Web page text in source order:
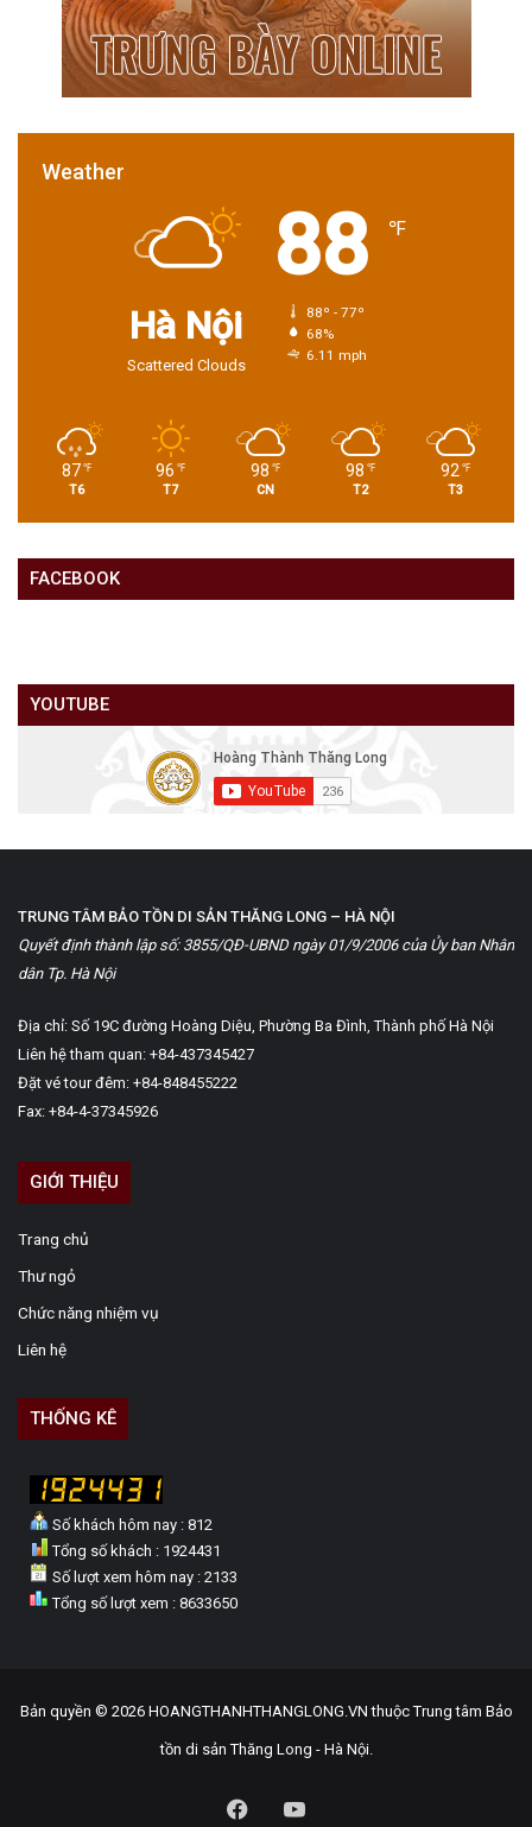
Weather
Hà Nội
Scattered Clouds
88 ℉
88º - 77º
68%
6.11 mph
87 ℉
T6
96 ℉
T7
98 ℉
CN
98 ℉
T2
92 ℉
T3
FACEBOOK
YOUTUBE
TRUNG TÂM BẢO TỒN DI SẢN THĂNG LONG – HÀ NỘI
Quyết định thành lập số: 3855/QĐ-UBND ngày 01/9/2006 của Ủy ban Nhân
dân Tp. Hà Nội
Địa chỉ: Số 19C đường Hoàng Diệu, Phường Ba Đình, Thành phố Hà Nội
Liên hệ tham quan: +84-437345427
Đặt vé tour đêm: +84-848455222
Fax: +84-4-37345926
GIỚI THIỆU
Trang chủ
Thư ngỏ
Chức năng nhiệm vụ
Liên hệ
THỐNG KÊ
Số khách hôm nay : 812
Tổng số khách : 1924431
Số lượt xem hôm nay : 2133
Tổng số lượt xem : 8633650
Bản quyền © 2026 HOANGTHANHTHANGLONG.VN thuộc Trung tâm Bảo
tồn di sản Thăng Long - Hà Nội.
Facebook